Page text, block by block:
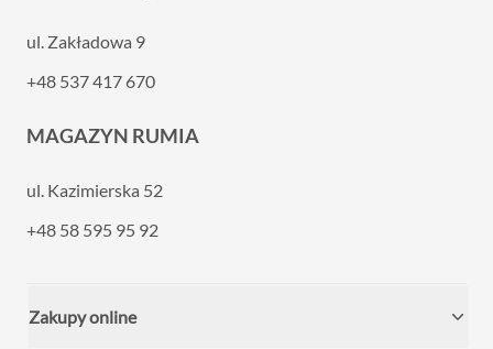
ul. Zakładowa 9
+48 537 417 670
MAGAZYN RUMIA
ul. Kazimierska 52
+48 58 595 95 92
Zakupy online